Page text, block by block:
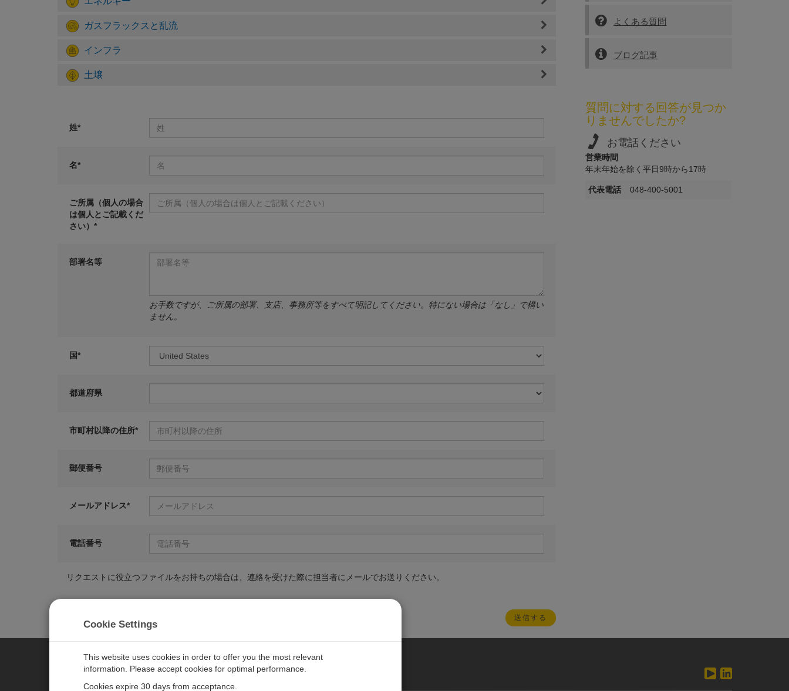
ガスフラックスと乱流
インフラ
土壌
姓*
名*
ご所属（個人の場合
は個人とご記載くだ
さい）*
部署名等
お手数ですが、ご所属の部署、支店、事務所等をすべて明記してください。特にない場合は「なし」で構い
ません。
国*
都道府県
市町村以降の住所*
郵便番号
メールアドレス*
電話番号
リクエストに役立つファイルをお持ちの場合は、連絡を受けた際に担当者にメールでお送りください。
よくある質問
ブログ記事
質問に対する回答が見つか
りませんでしたか?
お電話ください
営業時間
年末年始を除く平日9時から17時
代表電話 048-400-5001
CAMPBELL SCIENTIFIC JAPAN
Cookie Settings
This website uses cookies in order to offer you the most relevant
information. Please accept cookies for optimal performance.
Cookies expire 30 days from acceptance.